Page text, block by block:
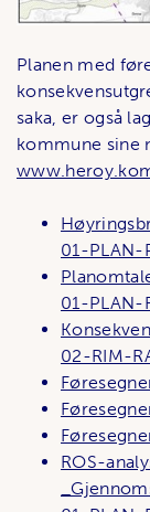
Planen med
saka, er også
kommune sine
01-PLAN-
01-PLAN-
02-RIM-
ROS-